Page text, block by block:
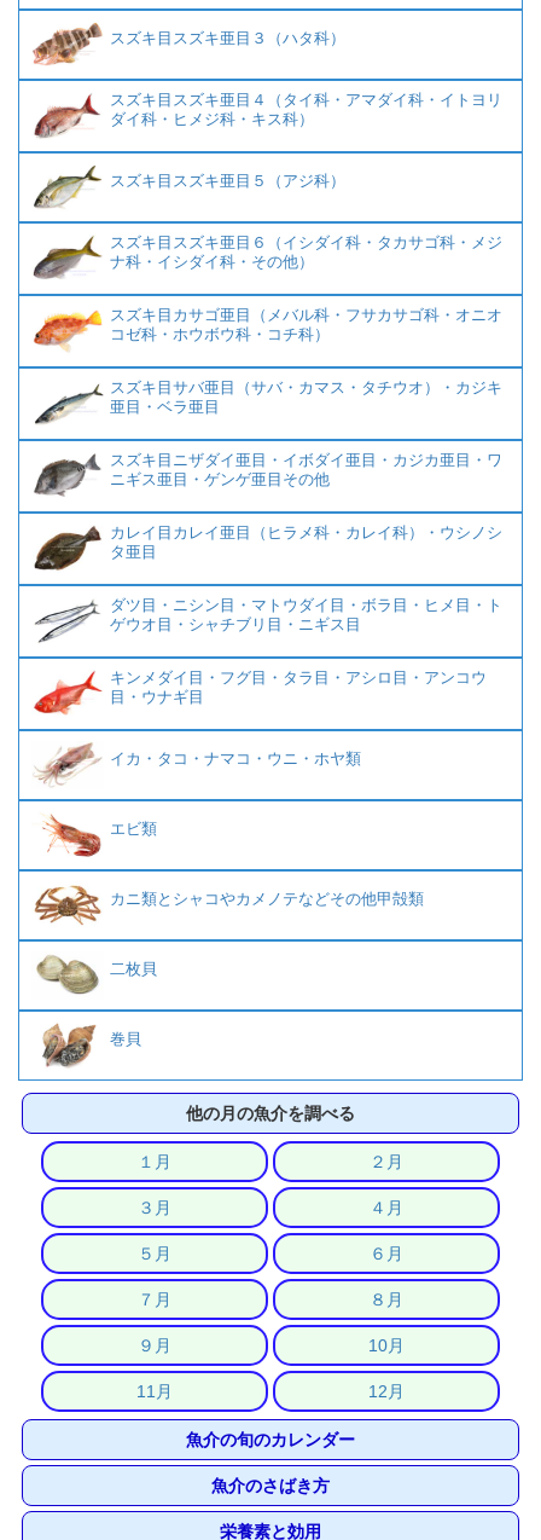
スズキ目スズキ亜目３（ハタ科）
スズキ目スズキ亜目４（タイ科・アマダイ科・イトヨリ
ダイ科・ヒメジ科・キス科）
スズキ目スズキ亜目５（アジ科）
スズキ目スズキ亜目６（イシダイ科・タカサゴ科・メジ
ナ科・イシダイ科・その他）
スズキ目カサゴ亜目（メバル科・フサカサゴ科・オニオ
コゼ科・ホウボウ科・コチ科）
スズキ目サバ亜目（サバ・カマス・タチウオ）・カジキ
亜目・ベラ亜目
スズキ目ニザダイ亜目・イボダイ亜目・カジカ亜目・ワ
ニギス亜目・ゲンゲ亜目その他
カレイ目カレイ亜目（ヒラメ科・カレイ科）・ウシノシ
タ亜目
ダツ目・ニシン目・マトウダイ目・ボラ目・ヒメ目・ト
ゲウオ目・シャチブリ目・ニギス目
キンメダイ目・フグ目・タラ目・アシロ目・アンコウ
目・ウナギ目
イカ・タコ・ナマコ・ウニ・ホヤ類
エビ類
カニ類とシャコやカメノテなどその他甲殻類
二枚貝
巻貝
他の月の魚介を調べる
１月 ２月
３月 ４月
５月 ６月
７月 ８月
９月 10月
11月 12月
魚介の旬のカレンダー
魚介のさばき方
栄養素と効用